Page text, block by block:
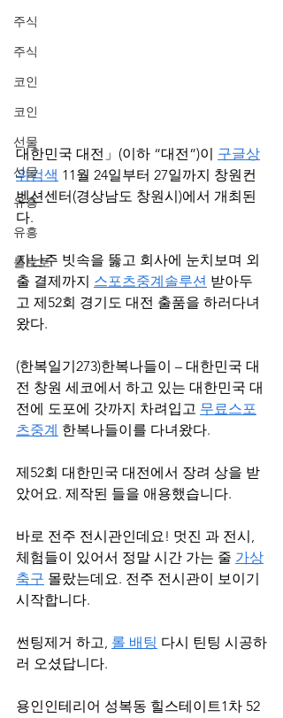
주식
주식
코인
코인
선물
선물
유흥
유흥
롤토토
대한민국 대전」(이하 “대전”)이 구글상
위검색 11월 24일부터 27일까지 창원컨
벤션센터(경상남도 창원시)에서 개최된
다.
지난주 빗속을 뚫고 회사에 눈치보며 외
출 결제까지 스포츠중계솔루션 받아두
고 제52회 경기도 대전 출품을 하러다녀
왔다.
(한복일기273)한복나들이 – 대한민국 대
전 창원 세코에서 하고 있는 대한민국 대
전에 도포에 갓까지 차려입고 무료스포
츠중계 한복나들이를 다녀왔다.
제52회 대한민국 대전에서 장려 상을 받
았어요. 제작된 들을 애용했습니다.
바로 전주 전시관인데요! 멋진 과 전시,
체험들이 있어서 정말 시간 가는 줄 가상
축구 몰랐는데요. 전주 전시관이 보이기
시작합니다.
썬팅제거 하고, 롤 배팅 다시 틴팅 시공하
러 오셨답니다.
용인인테리어 성복동 힐스테이트1차 52